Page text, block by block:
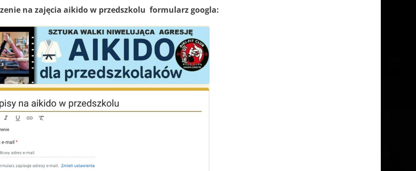
na zajęcia aikido w przedszkolu formularz googla: